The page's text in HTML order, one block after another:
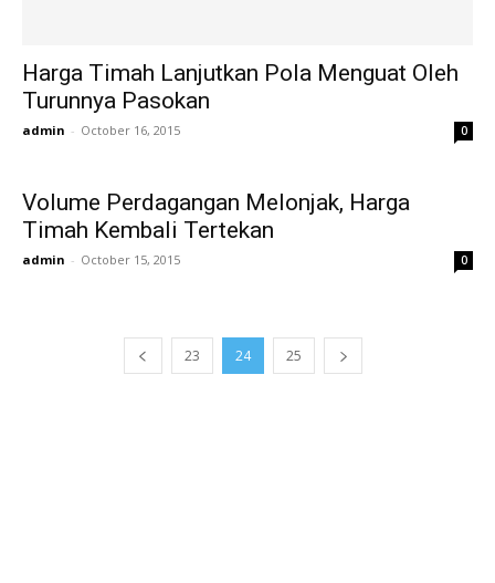
Harga Timah Lanjutkan Pola Menguat Oleh
Turunnya Pasokan
admin - October 16, 2015 0
Volume Perdagangan Melonjak, Harga
Timah Kembali Tertekan
admin - October 15, 2015 0
23 24 25